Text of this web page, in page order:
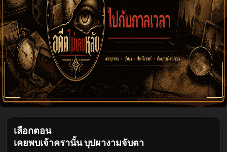
เลือกตอน
เคยพบเจ้าครานั้น บุปผางามจับตา